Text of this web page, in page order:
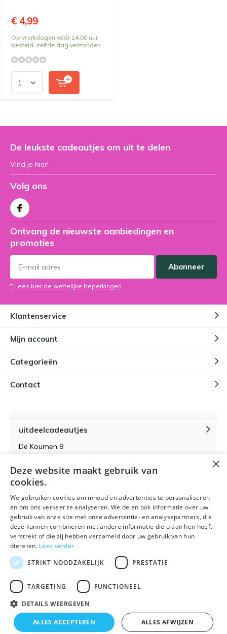
🌴 Wij zijn met vakantie t/m 21 augustus. Bestellen is
€ 4,99
Op werkdagen vóór 14.00 uur
besteld, zelfde dag verzonden
De leukste cadeautjes om uit te delen
Vind je hier!
Volg ons
Ontvang de nieuwste aanbiedingen en
promoties
Abonneer
* Lees hier de wettelijke beperkingen
Klantenservice
Mijn account
Categorieën
Contact
uitdeelcadeautjes
De Koumen 8
KvK-nummer 14087571
BTW-nummer NL 815399145 B01
© 2026 - Powered by
Algemene voorwaarden RSS-feed
×
Deze website maakt gebruik van
cookies.
We gebruiken cookies om inhoud en advertenties te personaliseren
en om ons verkeer te analyseren. We delen ook informatie over uw
gebruik van onze site met onze advertentie- en analysepartners, die
deze kunnen combineren met andere informatie die u aan hen heeft
verstrekt of die zij hebben verzameld door uw gebruik van hun
diensten. Lees verder
STRIKT NOODZAKELIJK
PRESTATIE
TARGETING FUNCTIONEEL
DETAILS WEERGEVEN
ALLES ACCEPTEREN ALLES AFWIJZEN